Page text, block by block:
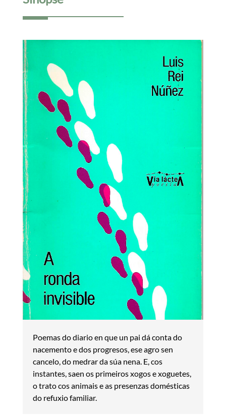
Poemas do diario en que un pai dá conta do
nacemento e dos progresos, ese agro sen
cancelo, do medrar da súa nena. E, cos
instantes, saen os primeiros xogos e xoguetes,
o trato cos animais e as presenzas domésticas
do refuxio familiar.